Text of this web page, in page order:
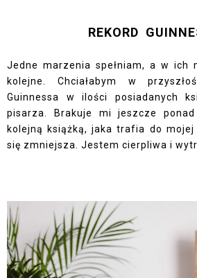
REKORD
Jedne marzenia spełniam, a w ich
kolejne. Chciałabym w
Guinnessa w ilości posiadanych
pisarza. Brakuje mi jeszcze
kolejną książką, jaka trafia do
się zmniejsza. Jestem cierpliwa i